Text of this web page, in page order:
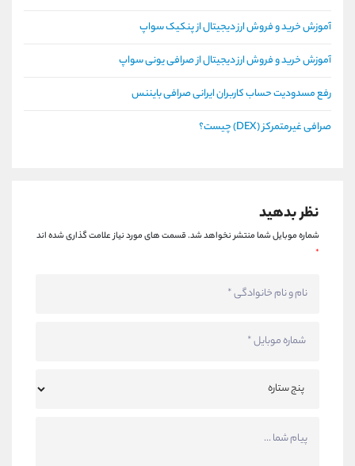
آموزش خرید و فروش ارز دیجیتال از پنکیک سواپ
آموزش خرید و فروش ارز دیجیتال از صرافی یونی سواپ
رفع مسدودیت حساب کاربران ایرانی صرافی بایننس
صرافی غیرمتمرکز (DEX) چیست؟
نظر بدهید
شماره موبایل شما منتشر نخواهد شد.قسمت های مورد نیاز علامت گذاری شده اند
*